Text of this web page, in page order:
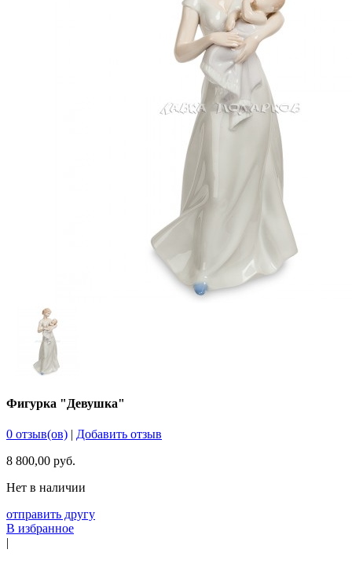
Фигурка "Девушка"
0 отзыв(ов) | Добавить отзыв
8 800,00 руб.
Нет в наличии
отправить другу
В избранное
|